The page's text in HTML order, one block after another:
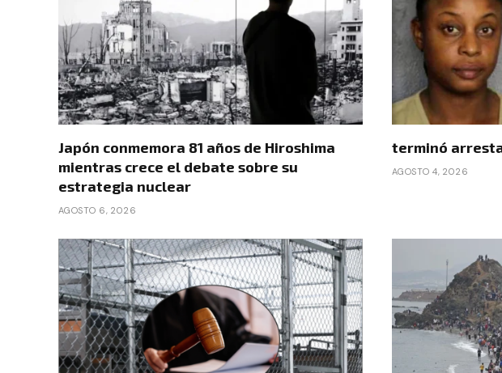
Japón conmemora 81 años de Hiroshima
mientras crece el debate sobre su
estrategia nuclear
AGOSTO 6, 2026
terminó
AGOSTO 4, 2026